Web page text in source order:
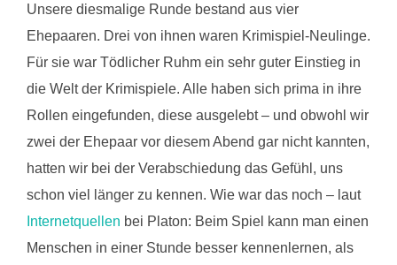
Unsere diesmalige Runde bestand aus vier
Ehepaaren. Drei von ihnen waren Krimispiel-Neulinge.
Für sie war Tödlicher Ruhm ein sehr guter Einstieg in
die Welt der Krimispiele. Alle haben sich prima in ihre
Rollen eingefunden, diese ausgelebt – und obwohl wir
zwei der Ehepaar vor diesem Abend gar nicht kannten,
hatten wir bei der Verabschiedung das Gefühl, uns
schon viel länger zu kennen. Wie war das noch – laut
Internetquellen bei Platon: Beim Spiel kann man einen
Menschen in einer Stunde besser kennenlernen, als